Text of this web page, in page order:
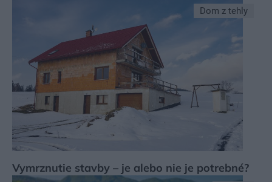
Dom z tehly
Vymrznutie stavby – je alebo nie je potrebné?